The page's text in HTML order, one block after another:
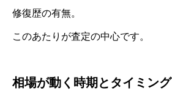
修復歴の有無。
このあたりが査定の中心です。
相場が動く時期とタイミング